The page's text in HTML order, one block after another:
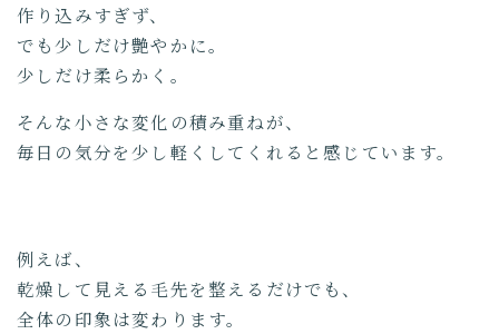
作り込みすぎず、
でも少しだけ艶やかに。
少しだけ柔らかく。
そんな小さな変化の積み重ねが、
毎日の気分を少し軽くしてくれると感じています。
例えば、
乾燥して見える毛先を整えるだけでも、
全体の印象は変わります。